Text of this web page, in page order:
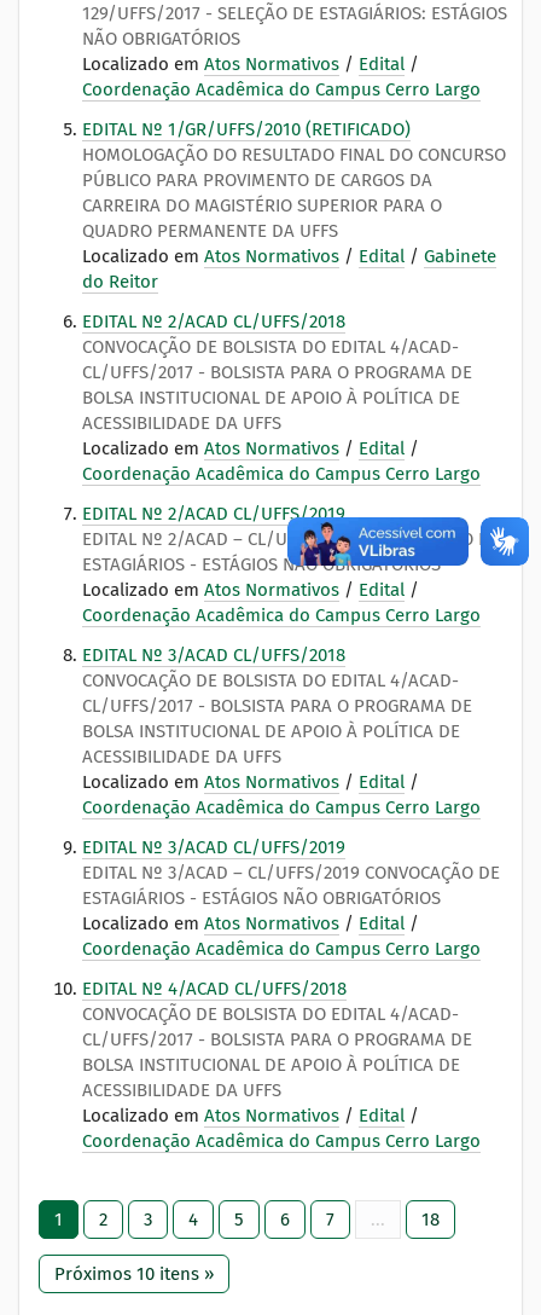
129/UFFS/2017 - SELEÇÃO DE ESTAGIÁRIOS: ESTÁGIOS
NÃO OBRIGATÓRIOS
Localizado em Atos Normativos / Edital /
Coordenação Acadêmica do Campus Cerro Largo
EDITAL Nº 1/GR/UFFS/2010 (RETIFICADO)
HOMOLOGAÇÃO DO RESULTADO FINAL DO CONCURSO
PÚBLICO PARA PROVIMENTO DE CARGOS DA
CARREIRA DO MAGISTÉRIO SUPERIOR PARA O
QUADRO PERMANENTE DA UFFS
Localizado em Atos Normativos / Edital / Gabinete
do Reitor
EDITAL Nº 2/ACAD CL/UFFS/2018
CONVOCAÇÃO DE BOLSISTA DO EDITAL 4/ACAD-
CL/UFFS/2017 - BOLSISTA PARA O PROGRAMA DE
BOLSA INSTITUCIONAL DE APOIO À POLÍTICA DE
ACESSIBILIDADE DA UFFS
Localizado em Atos Normativos / Edital /
Coordenação Acadêmica do Campus Cerro Largo
EDITAL Nº 2/ACAD CL/UFFS/2019
EDITAL Nº 2/ACAD – CL/UFFS/2019 CONVOCAÇÃO DE
ESTAGIÁRIOS - ESTÁGIOS NÃO OBRIGATÓRIOS
Localizado em Atos Normativos / Edital /
Coordenação Acadêmica do Campus Cerro Largo
EDITAL Nº 3/ACAD CL/UFFS/2018
CONVOCAÇÃO DE BOLSISTA DO EDITAL 4/ACAD-
CL/UFFS/2017 - BOLSISTA PARA O PROGRAMA DE
BOLSA INSTITUCIONAL DE APOIO À POLÍTICA DE
ACESSIBILIDADE DA UFFS
Localizado em Atos Normativos / Edital /
Coordenação Acadêmica do Campus Cerro Largo
EDITAL Nº 3/ACAD CL/UFFS/2019
EDITAL Nº 3/ACAD – CL/UFFS/2019 CONVOCAÇÃO DE
ESTAGIÁRIOS - ESTÁGIOS NÃO OBRIGATÓRIOS
Localizado em Atos Normativos / Edital /
Coordenação Acadêmica do Campus Cerro Largo
EDITAL Nº 4/ACAD CL/UFFS/2018
CONVOCAÇÃO DE BOLSISTA DO EDITAL 4/ACAD-
CL/UFFS/2017 - BOLSISTA PARA O PROGRAMA DE
BOLSA INSTITUCIONAL DE APOIO À POLÍTICA DE
ACESSIBILIDADE DA UFFS
Localizado em Atos Normativos / Edital /
Coordenação Acadêmica do Campus Cerro Largo
1 2 3 4 5 6 7 ... 18
Próximos 10 itens »